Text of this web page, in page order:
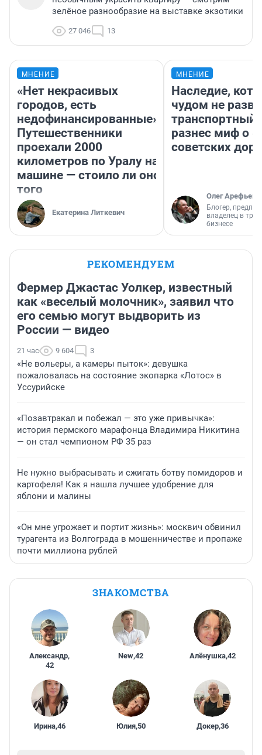
зелёное разнообразие на выставке экзотики
27 046 13
МНЕНИЕ
«Нет некрасивых
городов, есть
недофинансированные».
Путешественники
проехали 2000
километров по Уралу на
машине — стоило ли оно
того
Екатерина Литкевич
МНЕНИЕ
Наследие,
чудом не
транспортный
разнес миф о
советских
Олег Арефьев
Блогер,
владелец в
бизнесе
РЕКОМЕНДУЕМ
Фермер Джастас Уолкер, известный
как «веселый молочник», заявил что
его семью могут выдворить из
России — видео
21 час 9 604 3
«Не вольеры, а камеры пыток»: девушка
пожаловалась на состояние экопарка «Лотос» в
Уссурийске
«Позавтракал и побежал — это уже привычка»:
история пермского марафонца Владимира Никитина
— он стал чемпионом РФ 35 раз
Не нужно выбрасывать и сжигать ботву помидоров и
картофеля! Как я нашла лучшее удобрение для
яблони и малины
«Он мне угрожает и портит жизнь»: москвич обвинил
турагента из Волгограда в мошенничестве и пропаже
почти миллиона рублей
ЗНАКОМСТВА
Александр,
42
New,42 Алёнушка,42
Ирина,46 Юлия,50 Докер,36